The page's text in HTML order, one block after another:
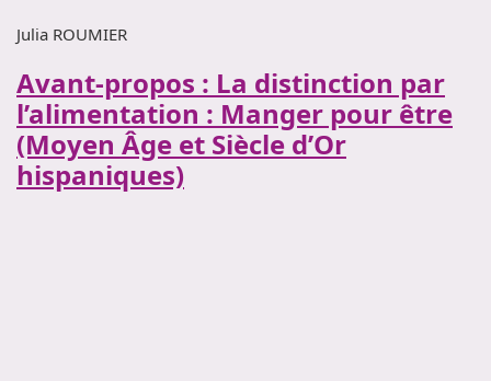
Julia ROUMIER
Avant-propos : La distinction par
l’alimentation : Manger pour être
(Moyen Âge et Siècle d’Or
hispaniques)